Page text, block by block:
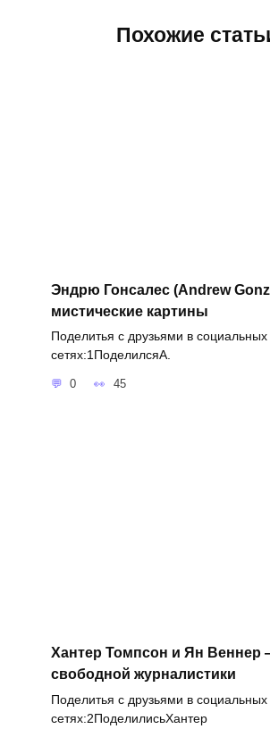
Похожие
Эндрю Гонсалес (Andrew
мистические картины
Поделитья с друзьями в социальных
сетях:1ПоделилсяA.
0 45
Хантер Томпсон и Ян Веннер
свободной журналистики
Поделитья с друзьями в социальных
сетях:2ПоделилисьХантер